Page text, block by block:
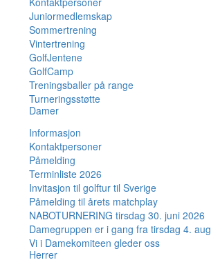
Juniormedlemskap
Sommertrening
Vintertrening
GolfJentene
GolfCamp
Treningsballer på range
Turneringsstøtte
Damer
Informasjon
Kontaktpersoner
Påmelding
Terminliste 2026
Invitasjon til golftur til Sverige
Påmelding til årets matchplay
NABOTURNERING tirsdag 30. juni 2026
Damegruppen er i gang fra tirsdag 4. aug
Vi i Damekomiteen gleder oss
Herrer